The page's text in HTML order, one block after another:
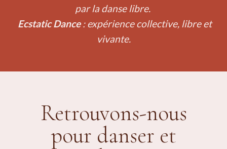
par la danse libre.
Ecstatic Dance: expérience collective, libre et
vivante.
Retrouvons-nous
pour danser et